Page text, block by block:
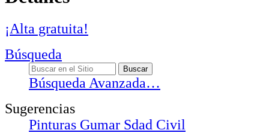
¡Alta gratuita!
Búsqueda
Búsqueda Avanzada…
Sugerencias
Pinturas Gumar Sdad Civil